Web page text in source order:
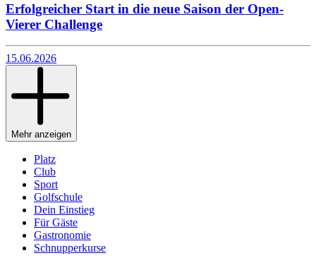
Erfolgreicher Start in die neue Saison der Open-
Vierer Challenge
15.06.2026
Mehr anzeigen
Platz
Club
Sport
Golfschule
Dein Einstieg
Für Gäste
Gastronomie
Schnupperkurse